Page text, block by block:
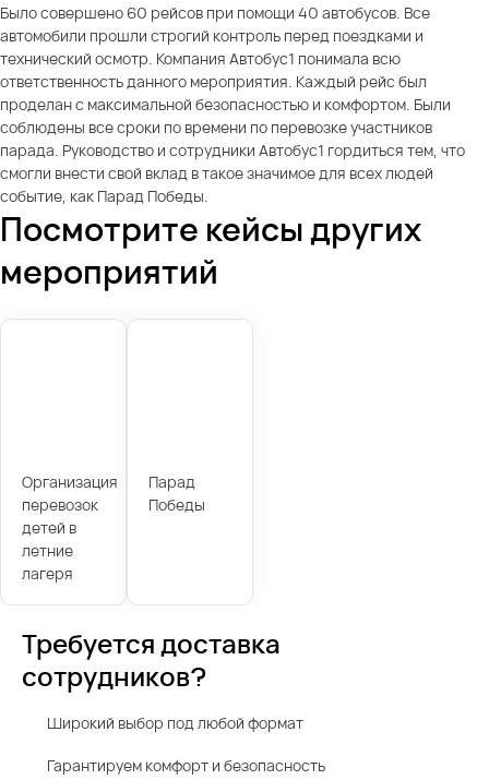
Было совершено 60 рейсов при помощи 40 автобусов. Все
автомобили прошли строгий контроль перед поездками и
технический осмотр. Компания Автобус1 понимала всю
ответственность данного мероприятия. Каждый рейс был
проделан с максимальной безопасностью и комфортом. Были
соблюдены все сроки по времени по перевозке участников
парада. Руководство и сотрудники Автобус1 гордиться тем, что
смогли внести свой вклад в такое значимое для всех людей
событие, как Парад Победы.
Посмотрите кейсы других
мероприятий
Организация
перевозок
детей в
летние
лагеря
Парад
Победы
Требуется доставка
сотрудников?
Широкий выбор под любой формат
Гарантируем комфорт и безопасность